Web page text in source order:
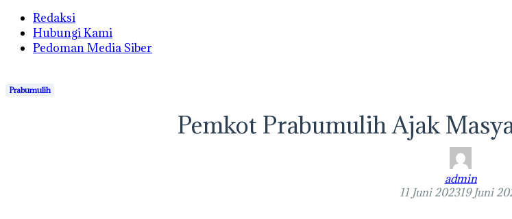
Redaksi
Hubungi Kami
Pedoman Media Siber
Prabumulih
Pemkot Prabumulih Ajak
admin
11 Juni 202319 Juni